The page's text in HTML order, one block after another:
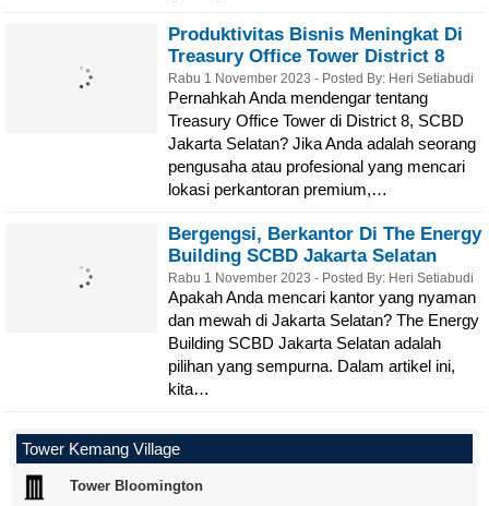
Produktivitas Bisnis Meningkat Di
Treasury Office Tower District 8
SCBD Jakarta Selatan
Rabu 1 November 2023 - Posted By: Heri Setiabudi
Pernahkah Anda mendengar tentang
Treasury Office Tower di District 8, SCBD
Jakarta Selatan? Jika Anda adalah seorang
pengusaha atau profesional yang mencari
lokasi perkantoran premium,…
Bergengsi, Berkantor Di The Energy
Building SCBD Jakarta Selatan
Rabu 1 November 2023 - Posted By: Heri Setiabudi
Apakah Anda mencari kantor yang nyaman
dan mewah di Jakarta Selatan? The Energy
Building SCBD Jakarta Selatan adalah
pilihan yang sempurna. Dalam artikel ini,
kita…
Tower Kemang Village
Tower Bloomington